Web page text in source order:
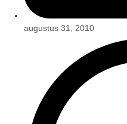
augustus 31, 2010